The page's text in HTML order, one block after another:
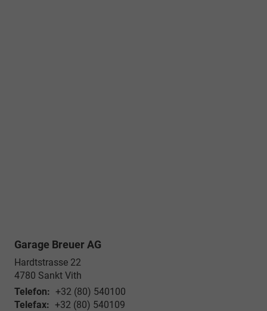
Garage Breuer AG
Hardtstrasse 22
4780 Sankt Vith
Telefon: +32 (80) 540100
Telefax: +32 (80) 540109